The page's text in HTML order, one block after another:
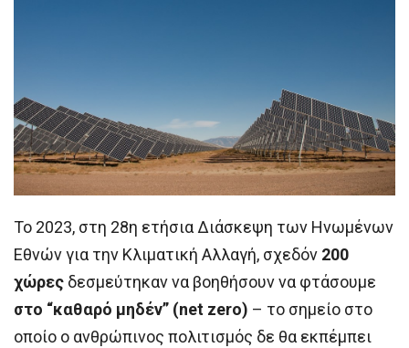
Το 2023, στη 28η ετήσια Διάσκεψη των Ηνωμένων
Εθνών για την Κλιματική Αλλαγή, σχεδόν 200
χώρες δεσμεύτηκαν να βοηθήσουν να φτάσουμε
στο “καθαρό μηδέν” (net zero) – το σημείο στο
οποίο ο ανθρώπινος πολιτισμός δε θα εκπέμπει